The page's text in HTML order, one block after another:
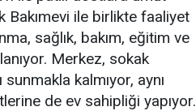
Bakımevi ile birlikte faaliyet
sağlık, bakım, eğitim ve
Merkez, sokak
kalmıyor, aynı
de ev sahipliği yapıyor.